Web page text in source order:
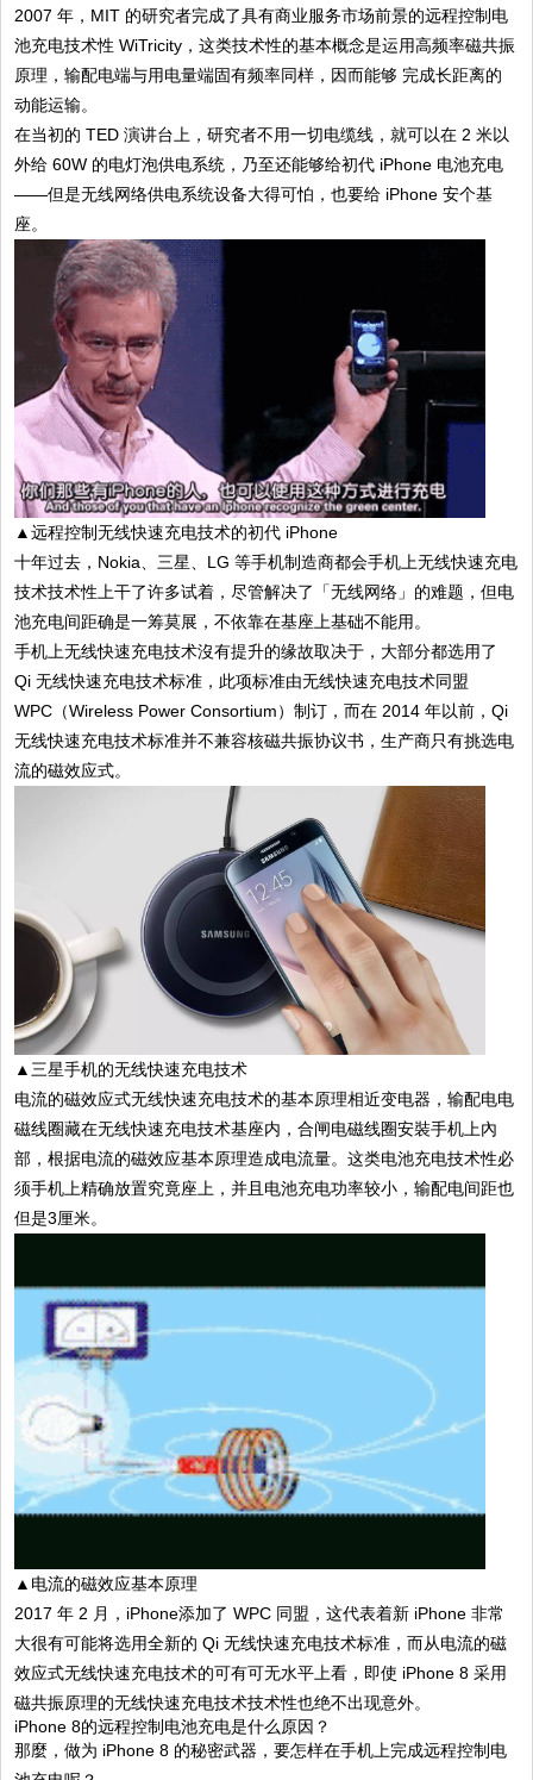
2007 年，MIT 的研究者完成了具有商业服务市场前景的远程控制电
池充电技术性 WiTricity，这类技术性的基本概念是运用高频率磁共振
原理，输配电端与用电量端固有频率同样，因而能够 完成长距离的
动能运输。
在当初的 TED 演讲台上，研究者不用一切电缆线，就可以在 2 米以
外给 60W 的电灯泡供电系统，乃至还能够给初代 iPhone 电池充电
——但是无线网络供电系统设备大得可怕，也要给 iPhone 安个基
座。
▲远程控制无线快速充电技术的初代 iPhone
十年过去，Nokia、三星、LG 等手机制造商都会手机上无线快速充电
技术技术性上干了许多试着，尽管解决了「无线网络」的难题，但电
池充电间距确是一筹莫展，不依靠在基座上基础不能用。
手机上无线快速充电技术沒有提升的缘故取决于，大部分都选用了
Qi 无线快速充电技术标准，此项标准由无线快速充电技术同盟
WPC（Wireless Power Consortium）制订，而在 2014 年以前，Qi
无线快速充电技术标准并不兼容核磁共振协议书，生产商只有挑选电
流的磁效应式。
▲三星手机的无线快速充电技术
电流的磁效应式无线快速充电技术的基本原理相近变电器，输配电电
磁线圈藏在无线快速充电技术基座内，合闸电磁线圈安裝手机上內
部，根据电流的磁效应基本原理造成电流量。这类电池充电技术性必
须手机上精确放置究竟座上，并且电池充电功率较小，输配电间距也
但是3厘米。
▲电流的磁效应基本原理
2017 年 2 月，iPhone添加了 WPC 同盟，这代表着新 iPhone 非常
大很有可能将选用全新的 Qi 无线快速充电技术标准，而从电流的磁
效应式无线快速充电技术的可有可无水平上看，即使 iPhone 8 采用
磁共振原理的无线快速充电技术技术性也绝不出现意外。
iPhone 8的远程控制电池充电是什么原因？
那麼，做为 iPhone 8 的秘密武器，要怎样在手机上完成远程控制电